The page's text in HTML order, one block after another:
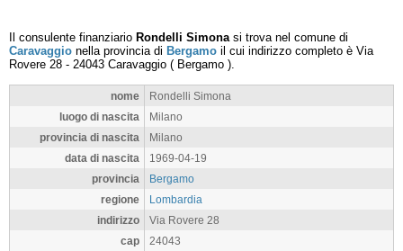
Il consulente finanziario Rondelli Simonasi trova nel comune di
Caravaggio nella provincia di Bergamo il cui indirizzo completo è Via
Rovere 28 - 24043 Caravaggio ( Bergamo ).
nome
Rondelli Simona
luogo di nascita
Milano
provincia di nascita
Milano
data di nascita
1969-04-19
provincia
Bergamo
regione
Lombardia
indirizzo
Via Rovere 28
cap
24043